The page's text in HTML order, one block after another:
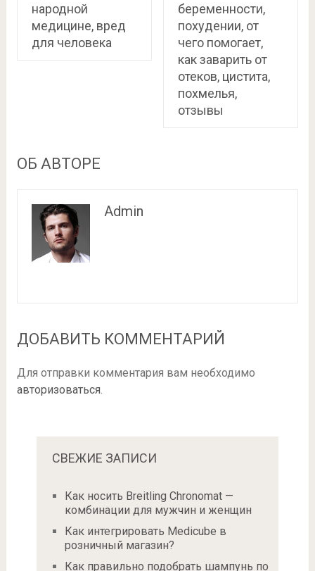
народной
медицине, вред
для человека
беременности,
похудении, от
чего помогает,
как заварить от
отеков, цистита,
похмелья,
отзывы
ОБ АВТОРЕ
Admin
ДОБАВИТЬ КОММЕНТАРИЙ
Для отправки комментария вам необходимо
авторизоваться
СВЕЖИЕ ЗАПИСИ
Как носить Breitling Chronomat —
комбинации для мужчин и женщин
Как интегрировать Medicube в
розничный магазин?
Как правильно подобрать шампунь по